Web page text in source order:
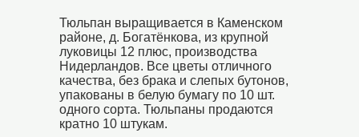
Тюльпан выращивается в Каменском
районе, д. Богатёнкова, из крупной
луковицы 12 плюс, производства
Нидерландов. Все цветы отличного
качества, без брака и слепых бутонов,
упакованы в белую бумагу по 10 шт.
одного сорта. Тюльпаны продаются
кратно 10 штукам.